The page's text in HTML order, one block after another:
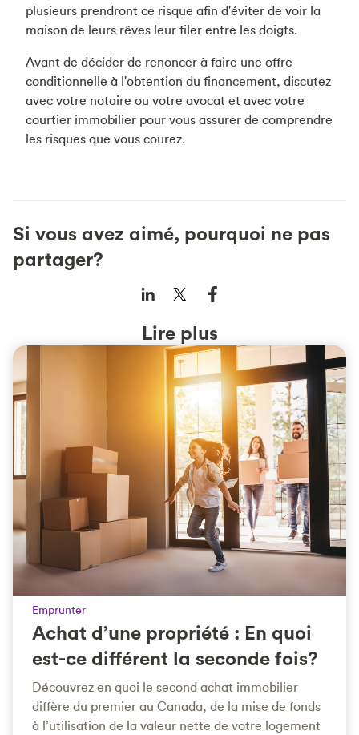
plusieurs prendront ce risque afin d'éviter de voir la
maison de leurs rêves leur filer entre les doigts.
Avant de décider de renoncer à faire une offre
conditionnelle à l'obtention du financement, discutez
avec votre notaire ou votre avocat et avec votre
courtier immobilier pour vous assurer de comprendre
les risques que vous courez.
Si vous avez aimé, pourquoi ne pas
partager?
Lire plus
Emprunter
Achat d’une propriété : En quoi
est-ce différent la seconde fois?
Découvrez en quoi le second achat immobilier
diffère du premier au Canada, de la mise de fonds
à l’utilisation de la valeur nette de votre logement